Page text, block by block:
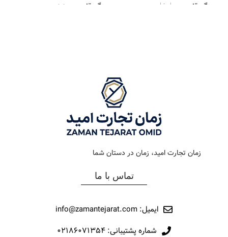
رنگ قاب استیل
کلاسیک
رفرانس 12041
رنگ قاب دودی
جنس بند
نوع ساعت
رفرانس
برند
زمان تجارت امید، زمان در دستان شما
تماس با ما
ایمیل: info@zamantejarat.com
شماره پشتیبانی: ۰۲۱۸۶۰۷۱۳۵۴